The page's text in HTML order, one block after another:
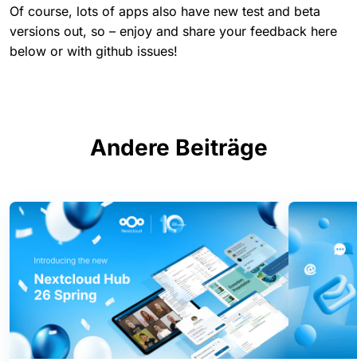
Of course, lots of apps also have new test and beta
versions out, so – enjoy and share your feedback here
below or with github issues!
Andere Beiträge